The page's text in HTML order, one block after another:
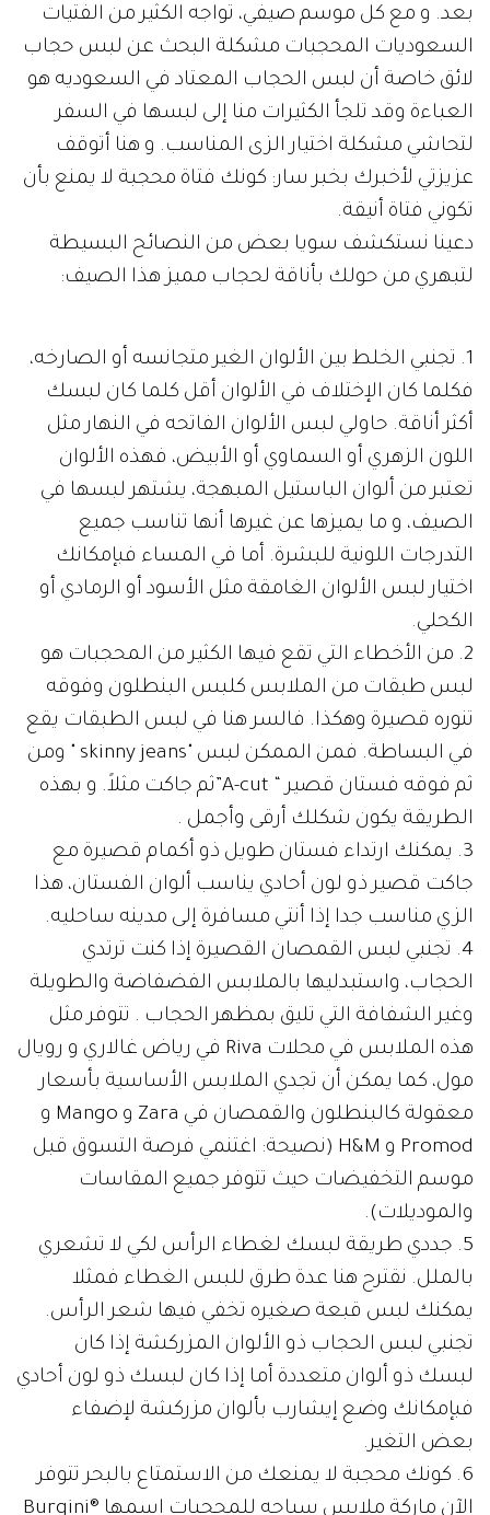
بعد. و مع كل موسم صيفي، تواجه الكثير من الفتيات
السعوديات المحجبات مشكلة البحث عن لبس حجاب
لائق خاصة أن لبس الحجاب المعتاد في السعوديه هو
العباءة وقد تلجأ الكثيرات منا إلى لبسها في السفر
لتحاشي مشكلة اختيار الزى المناسب. و هنا أتوقف
عزيزتي لأخبرك بخبر سار: كونك فتاة محجبة لا يمنع بأن
تكوني فتاة أنيقة.
دعينا نستكشف سويا بعض من النصائح البسيطة
لتبهري من حولك بأناقة لحجاب مميز هذا الصيف:
1. تجنبي الخلط بين الألوان الغير متجانسه أو الصارخه،
فكلما كان الإختلاف في الألوان أقل كلما كان لبسك
أكثر أناقة. حاولي لبس الألوان الفاتحه في النهار مثل
اللون الزهري أو السماوي أو الأبيض، فهذه الألوان
تعتبر من ألوان الباستيل المبهجة، يشتهر لبسها في
الصيف، و ما يميزها عن غيرها أنها تناسب جميع
التدرجات اللونية للبشرة. أما في المساء فبإمكانك
اختيار لبس الألوان الغامقة مثل الأسود أو الرمادي أو
الكحلي.
2. من الأخطاء التي تقع فيها الكثير من المحجبات هو
لبس طبقات من الملابس كلبس البنطلون وفوقه
تنوره قصيرة وهكذا. فالسر هنا في لبس الطبقات يقع
في البساطة. فمن الممكن لبس "skinny jeans " ومن
ثم فوقه فستان قصير “ A-cut”ثم جاكت مثلاً. و بهذه
الطريقة يكون شكلك أرقى وأجمل .
3. يمكنك ارتداء فستان طويل ذو أكمام قصيرة مع
جاكت قصير ذو لون أحادي يناسب ألوان الفستان، هذا
الزي مناسب جدا إذا أنتي مسافرة إلى مدينه ساحليه.
4. تجنبي لبس القمصان القصيرة إذا كنت ترتدي
الحجاب، واستبدليها بالملابس الفضفاضة والطويلة
وغير الشفافة التي تليق بمظهر الحجاب . تتوفر مثل
هذه الملابس في محلات Riva في رياض غالاري و رويال
مول، كما يمكن أن تجدي الملابس الأساسية بأسعار
معقولة كالبنطلون والقمصان في Zara و Mango و
Promod و H&M (نصيحة: اغتنمي فرصة التسوق قبل
موسم التخفيضات حيث تتوفر جميع المقاسات
والموديلات).
5. جددي طريقة لبسك لغطاء الرأس لكي لا تشعري
بالملل. نقترح هنا عدة طرق للبس الغطاء فمثلا
يمكنك لبس قبعة صغيره تخفي فيها شعر الرأس.
تجنبي لبس الحجاب ذو الألوان المزركشة إذا كان
لبسك ذو ألوان متعددة أما إذا كان لبسك ذو لون أحادي
فبإمكانك وضع إيشارب بألوان مزركشة لإضفاء
بعض التغير.
6. كونك محجبة لا يمنعك من الاستمتاع بالبحر تتوفر
الآن ماركة ملابس سباحه للمحجبات اسمها ®Burqini